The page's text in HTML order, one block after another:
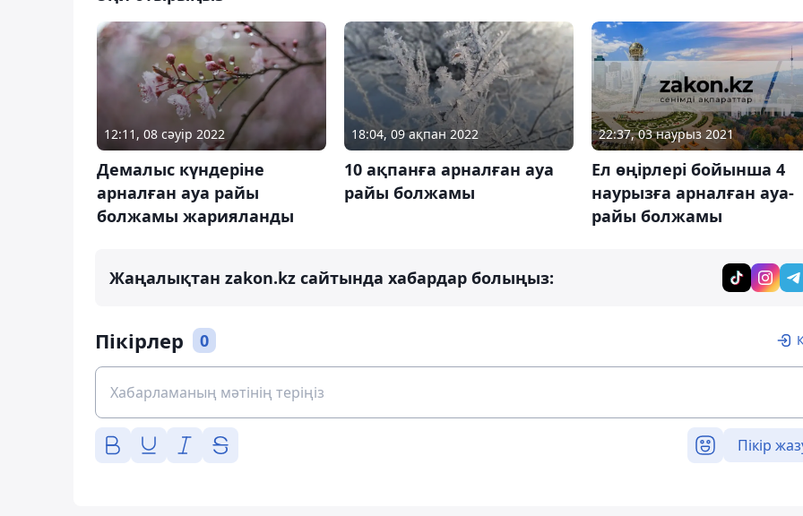
12:11, 08 сәуір 2022
Демалыс күндеріне
арналған ауа райы
болжамы жарияланды
18:04, 09 ақпан 2022
10 ақпанға арналған ауа
райы болжамы
22:37, 03 наурыз 2021
Ел өңірлері бойынша 4
наурызға арналған ауа-
райы болжамы
Жаңалықтан zakon.kz сайтында хабардар болыңыз:
Пікірлер 0
Пікір